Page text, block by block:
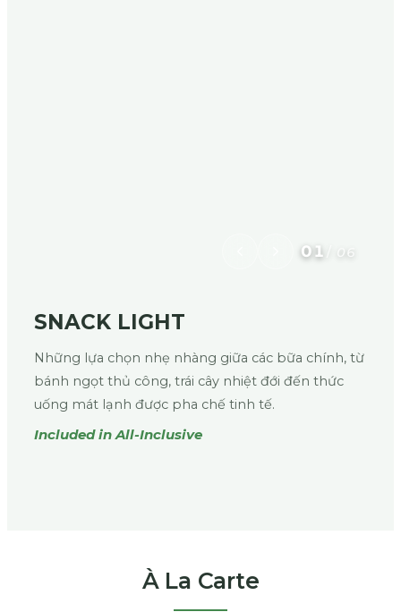
SNACK LIGHT
Những lựa chọn nhẹ nhàng giữa các bữa chính, từ
bánh ngọt thủ công, trái cây nhiệt đới đến thức
uống mát lạnh được pha chế tinh tế.
Included in All-Inclusive
01 06
À La Carte